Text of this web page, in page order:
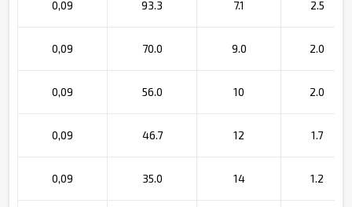
0,09 93.3 7.1 2.5
0,09 70.0 9.0 2.0
0,09 56.0 10 2.0
0,09 46.7 12 1.7
0,09 35.0 14 1.2